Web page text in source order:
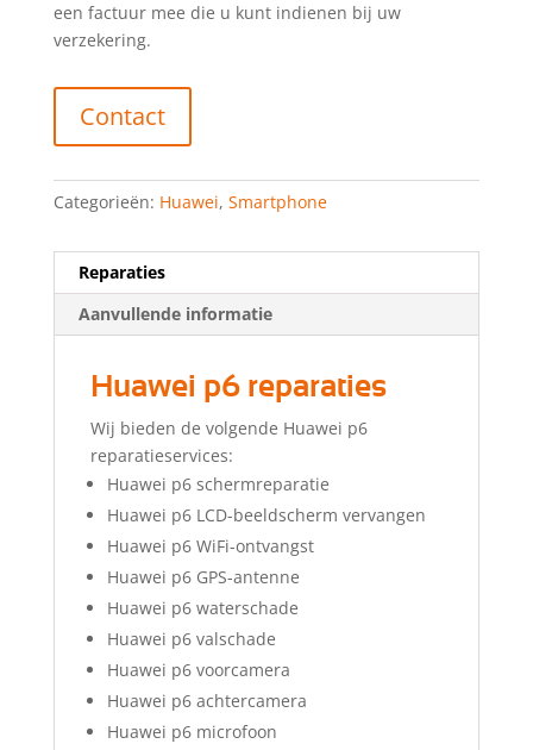
een factuur mee die u kunt indienen bij uw
verzekering.
Contact
Categorieën: Huawei, Smartphone
Reparaties
Aanvullende informatie
Huawei p6 reparaties
Wij bieden de volgende Huawei p6
reparatieservices:
Huawei p6 schermreparatie
Huawei p6 LCD-beeldscherm vervangen
Huawei p6 WiFi-ontvangst
Huawei p6 GPS-antenne
Huawei p6 waterschade
Huawei p6 valschade
Huawei p6 voorcamera
Huawei p6 achtercamera
Huawei p6 microfoon